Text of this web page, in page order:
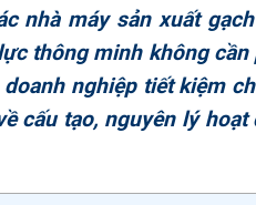
nhà máy sản xuất
thông minh không
nghiệp tiết kiệm
cấu tạo, nguyên lý